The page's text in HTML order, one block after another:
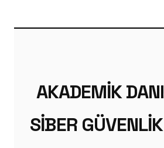
AKADEMIK
SIBER